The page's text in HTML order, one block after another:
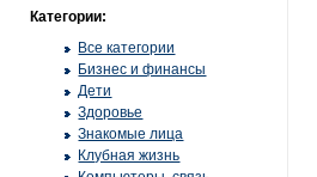
Категории:
Все категории
Бизнес и финансы
Дети
Здоровье
Знакомые лица
Клубная жизнь